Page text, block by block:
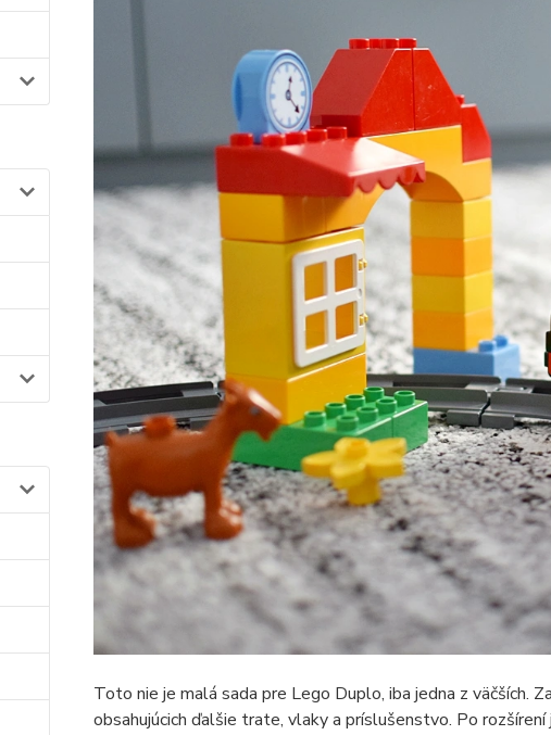
Toto nie je malá sada pre Lego Duplo, iba jedna z väčších.
obsahujúcich ďalšie trate, vlaky a príslušenstvo. Po